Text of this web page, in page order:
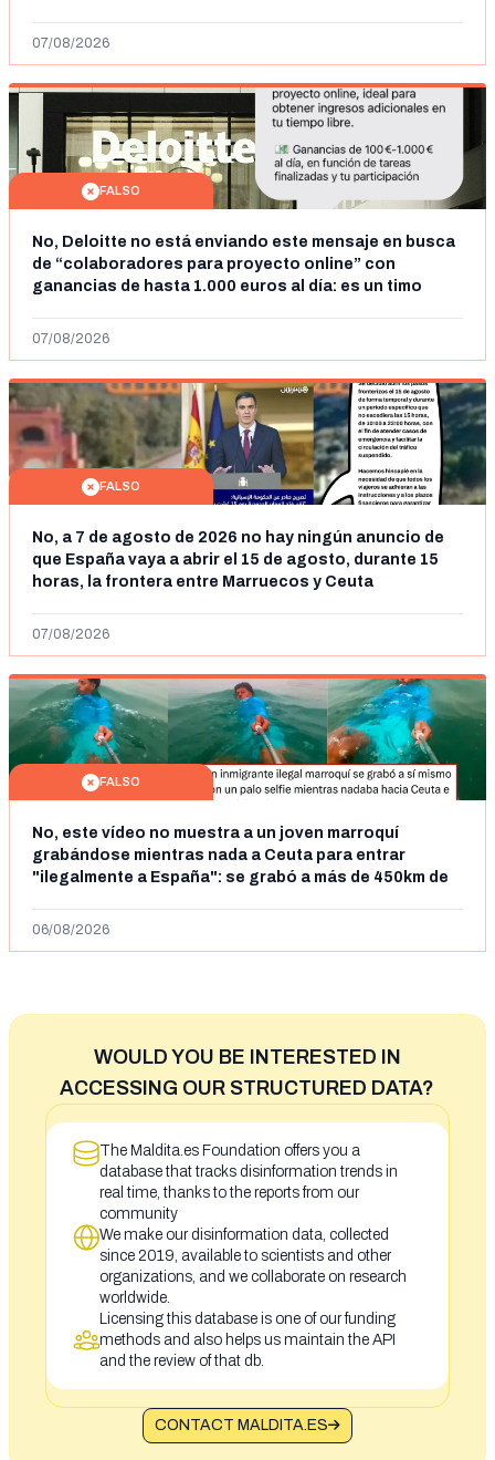
07/08/2026
FALSO
No, Deloitte no está enviando este mensaje en busca
de “colaboradores para proyecto online” con
ganancias de hasta 1.000 euros al día: es un timo
07/08/2026
FALSO
No, a 7 de agosto de 2026 no hay ningún anuncio de
que España vaya a abrir el 15 de agosto, durante 15
horas, la frontera entre Marruecos y Ceuta
07/08/2026
FALSO
No, este vídeo no muestra a un joven marroquí
grabándose mientras nada a Ceuta para entrar
"ilegalmente a España": se grabó a más de 450km de
06/08/2026
WOULD YOU BE INTERESTED IN
ACCESSING OUR STRUCTURED DATA?
The Maldita.es Foundation offers you a
database that tracks disinformation trends in
real time, thanks to the reports from our
community
We make our disinformation data, collected
since 2019, available to scientists and other
organizations, and we collaborate on research
worldwide.
Licensing this database is one of our funding
methods and also helps us maintain the API
and the review of that db.
CONTACT MALDITA.ES